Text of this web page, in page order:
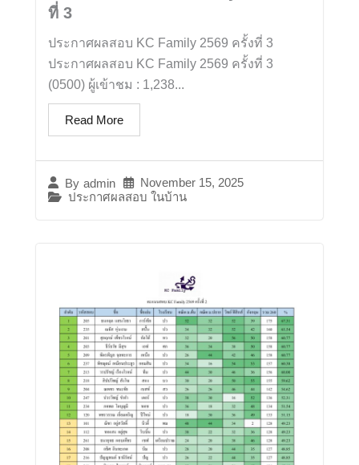
ที่ 3
By admin
November 15, 2025
ประกาศผลสอบ ในบ้าน
ประกาศผลสอบ KC Family 2569 ครั้งที่ 3
ประกาศผลสอบ KC Family 2569 ครั้งที่ 3
(0500) ผู้เข้าชม : 1,238...
Read More